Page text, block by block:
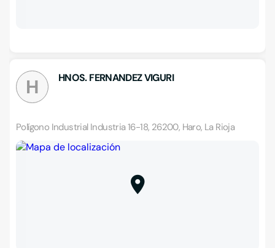
H HNOS. FERNANDEZ VIGURI
Polígono Industrial Industria 16-18, 26200, Haro, La Rioja